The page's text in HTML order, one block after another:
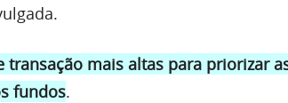
transação mais altas para priorizar
fundos.